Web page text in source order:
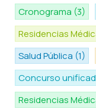
Cronograma (3)
Residencias
Salud Pública (1)
Concurso
Residencias